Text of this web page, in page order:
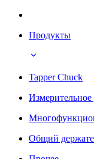
Продукты
Tapper Chuck
Измерительное
Общий